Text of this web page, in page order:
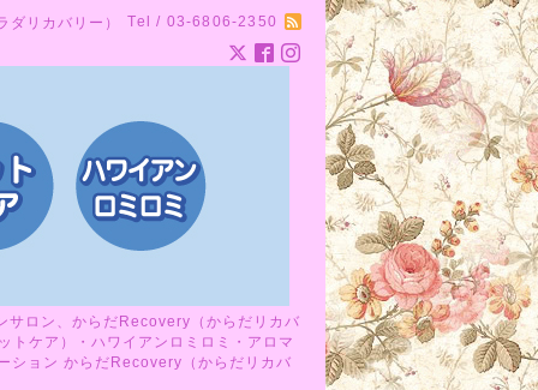
リカバリー） Tel / 03-6806-2350
サロン、からだRecovery（からだリカバ
トケア）・ハワイアンロミロミ・アロマ
ション からだRecovery（からだリカバ